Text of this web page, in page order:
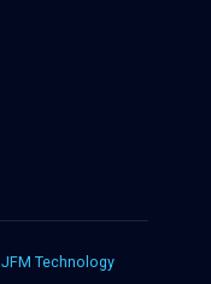
JFM Technology